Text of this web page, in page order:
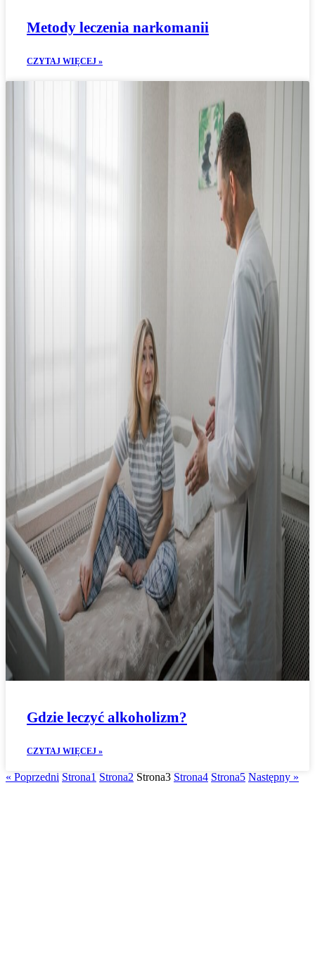
Metody leczenia narkomanii
CZYTAJ WIĘCEJ »
Gdzie leczyć alkoholizm?
CZYTAJ WIĘCEJ »
« Poprzedni Strona1 Strona2 Strona3 Strona4 Strona5 Następny »